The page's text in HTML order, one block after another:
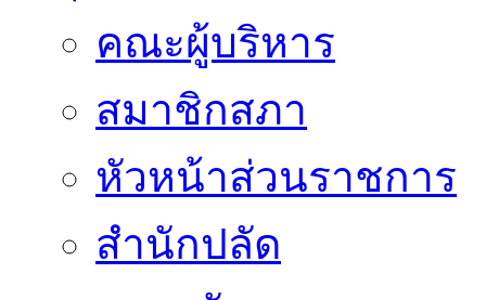
คณะผู้บริหาร
สมาชิกสภา
หัวหน้าส่วนราชการ
สำนักปลัด